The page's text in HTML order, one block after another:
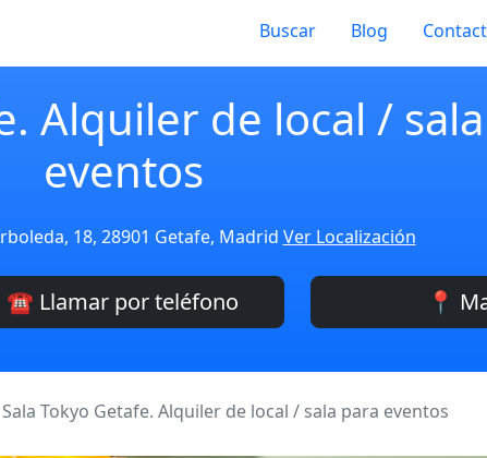
Buscar Blog
Alquiler de local /
eventos
18, 28901 Getafe, Madrid Ver Localización
☎️ Llamar por teléfono 📍
Sala Tokyo Getafe. Alquiler de local / sala para eventos